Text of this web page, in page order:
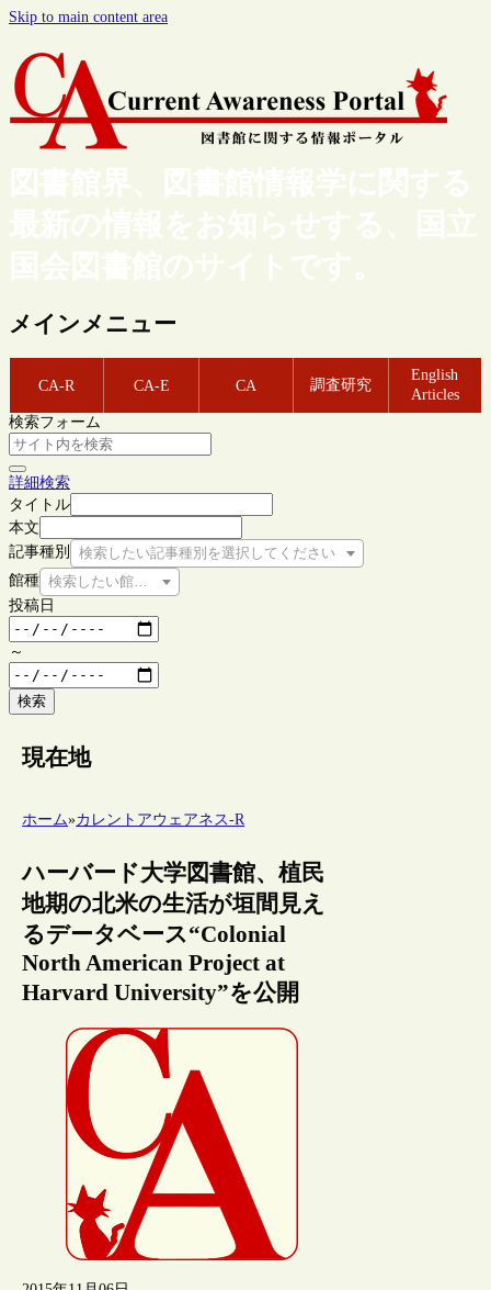
Skip to main content area
図書館界、図書館情報学に関する
最新の情報をお知らせする、国立
国会図書館のサイトです。
メインメニュー
CA-R CA-E CA 調査研究
English
Articles
検索フォーム
詳細検索
タイトル
本文
記事種別
検索したい記事種別を選択してください
館種 検索したい館種を選択してください
投稿日
～
検索
現在地
ホーム»カレントアウェアネス-R
ハーバード大学図書館、植民
地期の北米の生活が垣間見え
るデータベース“Colonial
North American Project at
Harvard University”を公開